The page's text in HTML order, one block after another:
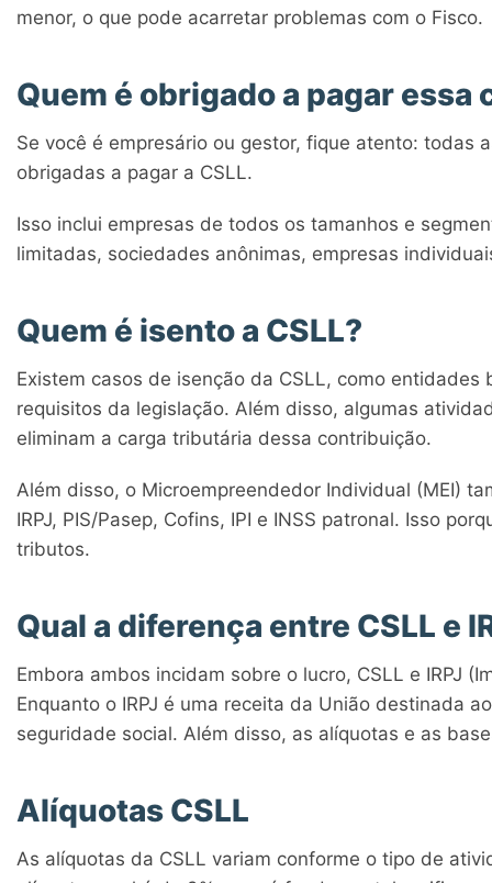
menor, o que pode acarretar problemas com o Fisco.
Quem é obrigado a pagar
Se você é empresário ou gestor, fique atento: todas
obrigadas a pagar a CSLL.
Isso inclui empresas de todos os tamanhos e
limitadas, sociedades anônimas, empresas
Quem é isento a CSLL?
Existem casos de isenção da CSLL, como
requisitos da legislação. Além disso, algumas
eliminam a carga tributária dessa contribuição.
Além disso, o Microempreendedor Individual (MEI)
IRPJ, PIS/Pasep, Cofins, IPI e INSS patronal. Isso
tributos.
Qual a diferença entre CSLL e
Embora ambos incidam sobre o lucro, CSLL e IRPJ
Enquanto o IRPJ é uma receita da União destinada
seguridade social. Além disso, as alíquotas e as
Alíquotas CSLL
As alíquotas da CSLL variam conforme o tipo de